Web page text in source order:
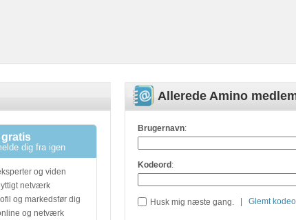
Allerede Amino
Brugernavn:
Kodeord :
Husk mig næste gang. Glemt
dig fra igen
og viden
netværk
og markedsfør dig
og netværk